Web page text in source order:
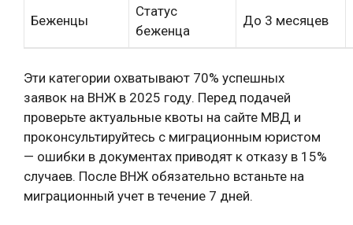
Беженцы
Статус
беженца
До 3 месяцев
Эти категории охватывают 70% успешных
заявок на ВНЖ в 2025 году. Перед подачей
проверьте актуальные квоты на сайте МВД и
проконсультируйтесь с миграционным юристом
— ошибки в документах приводят к отказу в 15%
случаев. После ВНЖ обязательно встаньте на
миграционный учет в течение 7 дней.